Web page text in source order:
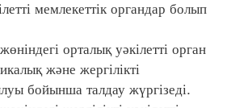
мемлекеттік органдар болып
орталық уәкілетті орган
және жергілікті
бойынша талдау жүргізеді.